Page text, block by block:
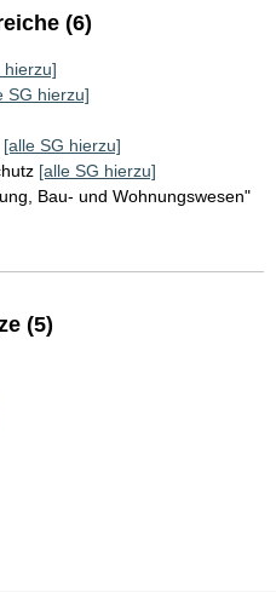
(6)
hierzu]
SG hierzu]
[alle SG hierzu]
[alle SG hierzu]
Bau- und Wohnungswesen"
(5)